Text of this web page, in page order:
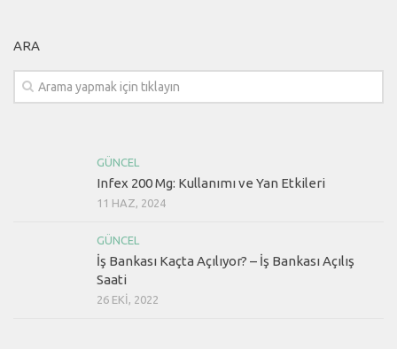
ARA
GÜNCEL
Infex 200 Mg: Kullanımı ve Yan Etkileri
11 HAZ, 2024
GÜNCEL
İş Bankası Kaçta Açılıyor? – İş Bankası Açılış
Saati
26 EKI, 2022